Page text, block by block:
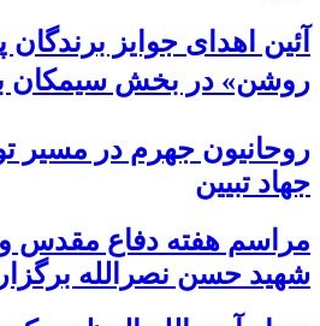
آئین اهدای جوایز
روشن» در بخش سیمکان
روحانیون جهرم در مسیر
جهاد تبیین
مراسم هفته دفاع مقدس
شهید حسن نصرالله